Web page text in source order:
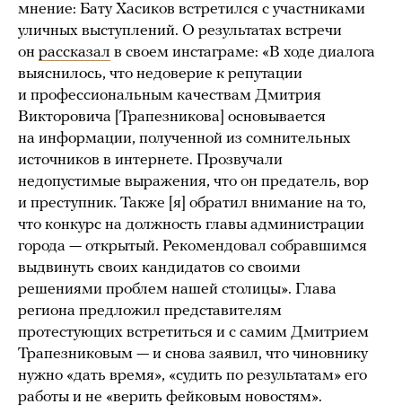
мнение: Бату Хасиков встретился с участниками
уличных выступлений. О результатах встречи
он рассказал в своем инстаграме: «В ходе диалога
выяснилось, что недоверие к репутации
и профессиональным качествам Дмитрия
Викторовича [Трапезникова] основывается
на информации, полученной из сомнительных
источников в интернете. Прозвучали
недопустимые выражения, что он предатель, вор
и преступник. Также [я] обратил внимание на то,
что конкурс на должность главы администрации
города — открытый. Рекомендовал собравшимся
выдвинуть своих кандидатов со своими
решениями проблем нашей столицы». Глава
региона предложил представителям
протестующих встретиться и с самим Дмитрием
Трапезниковым — и снова заявил, что чиновнику
нужно «дать время», «судить по результатам» его
работы и не «верить фейковым новостям».